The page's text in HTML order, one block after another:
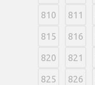
810 811
815 816
820 821
825 826